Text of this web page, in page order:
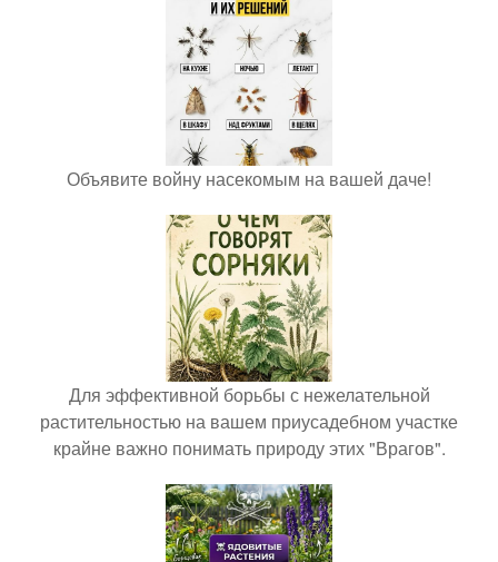
Объявите войну насекомым на вашей даче!
Для эффективной борьбы с нежелательной
растительностью на вашем приусадебном участке
крайне важно понимать природу этих "Врагов".